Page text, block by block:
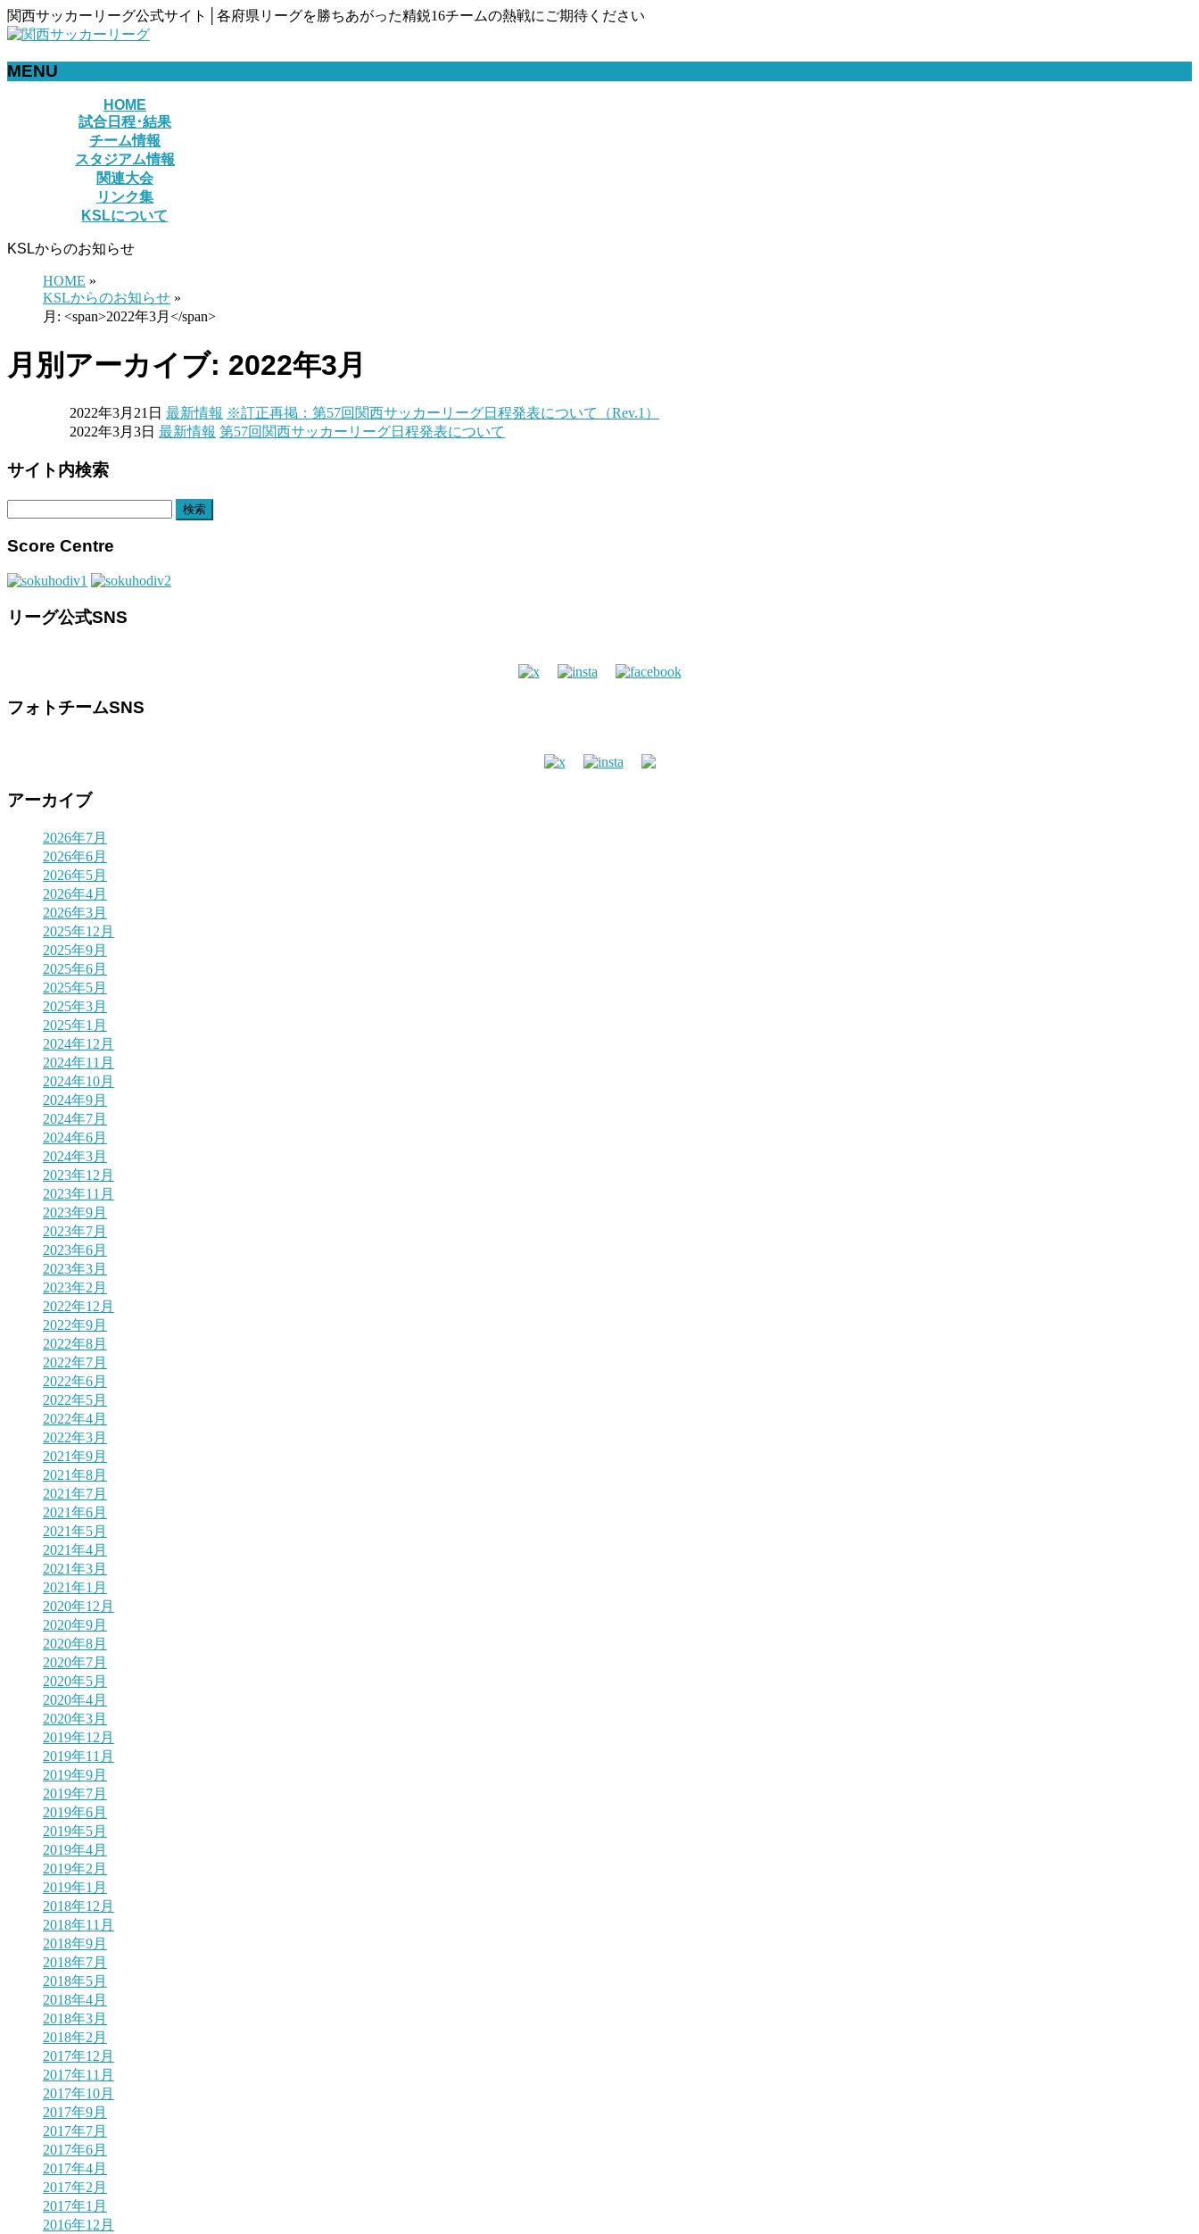
関西サッカーリーグ公式サイト│各府県リーグを勝ちあがった精鋭16チームの熱戦にご期待ください
MENU
HOME
試合日程･結果
チーム情報
スタジアム情報
関連大会
リンク集
KSLについて
KSLからのお知らせ
HOME »
KSLからのお知らせ »
月: <span>2022年3月</span>
月別アーカイブ: 2022年3月
2022年3月21日 最新情報 ※訂正再掲：第57回関西サッカーリーグ日程発表について（Rev.1）
2022年3月3日 最新情報 第57回関西サッカーリーグ日程発表について
サイト内検索
Score Centre
リーグ公式SNS
フォトチームSNS
アーカイブ
2026年7月
2026年6月
2026年5月
2026年4月
2026年3月
2025年12月
2025年9月
2025年6月
2025年5月
2025年3月
2025年1月
2024年12月
2024年11月
2024年10月
2024年9月
2024年7月
2024年6月
2024年3月
2023年12月
2023年11月
2023年9月
2023年7月
2023年6月
2023年3月
2023年2月
2022年12月
2022年9月
2022年8月
2022年7月
2022年6月
2022年5月
2022年4月
2022年3月
2021年9月
2021年8月
2021年7月
2021年6月
2021年5月
2021年4月
2021年3月
2021年1月
2020年12月
2020年9月
2020年8月
2020年7月
2020年5月
2020年4月
2020年3月
2019年12月
2019年11月
2019年9月
2019年7月
2019年6月
2019年5月
2019年4月
2019年2月
2019年1月
2018年12月
2018年11月
2018年9月
2018年7月
2018年5月
2018年4月
2018年3月
2018年2月
2017年12月
2017年11月
2017年10月
2017年9月
2017年7月
2017年6月
2017年4月
2017年2月
2017年1月
2016年12月